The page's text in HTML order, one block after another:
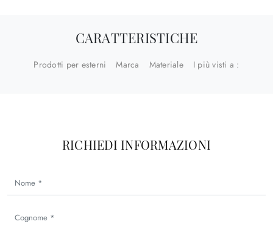
CARATTERISTICHE
Prodotti per esterni Marca Materiale I più visti a :
RICHIEDI INFORMAZIONI